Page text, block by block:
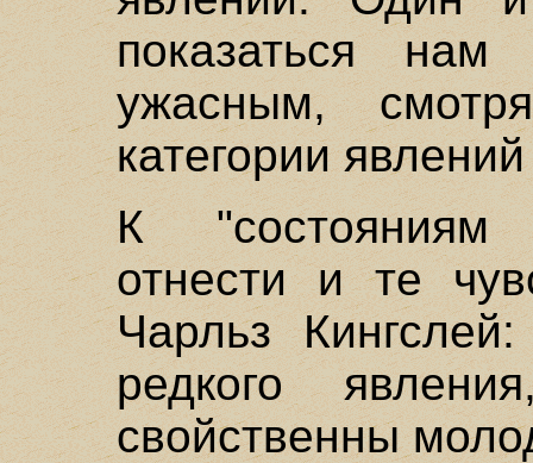
показаться
ужасным,
категории
К "состояниям
отнести и те
Чарльз
редкого
свойственны